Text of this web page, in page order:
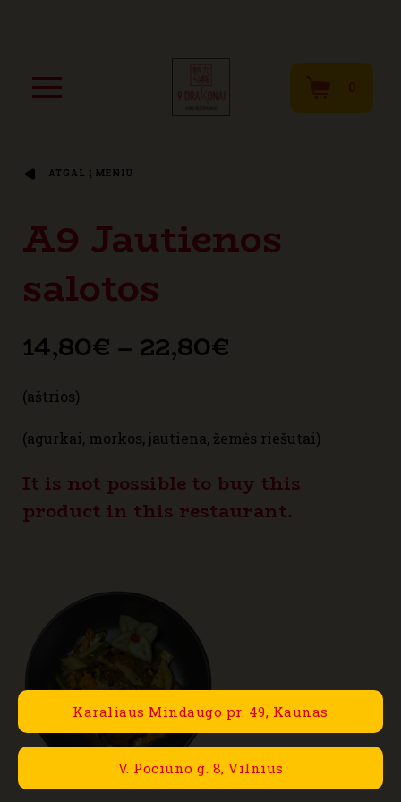
Karaliaus Mindaugo pr. 49, Kaunas
V. Pociūno g. 8, Vilnius
ATGAL Į MENIU
A9 Jautienos
salotos
14,80€ – 22,80€
14,80€
through
22,80€
(aštrios)
(agurkai, morkos, jautiena, žemės riešutai)
It is not possible to buy this
product in this restaurant.